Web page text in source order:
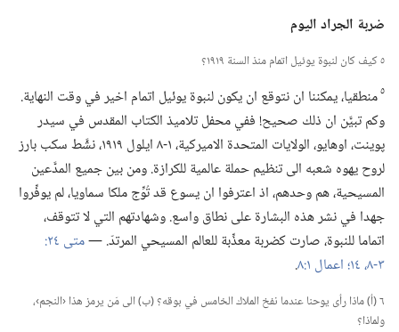
ضربة الجراد اليوم
٥ كيف كان لنبوة يوئيل اتمام منذ السنة ١٩١٩؟‏
٥منطقيا،‏ يمكننا ان نتوقع ان يكون لنبوة يوئيل اتمام اخير في وقت النهاية.‏
وكم تبيَّن ان ذلك صحيح!‏ ففي محفل تلاميذ الكتاب المقدس في سيدر
پوينت،‏ اوهايو،‏ الولايات المتحدة الاميركية،‏ ١-‏٨ ايلول ١٩١٩،‏ نشَّط سكب بارز
لروح يهوه شعبه الى تنظيم حملة عالمية للكرازة.‏ ومن بين جميع المدَّعين
المسيحية،‏ هم وحدهم،‏ اذ اعترفوا ان يسوع قد تُوِّج ملكا سماويا،‏ لم يوفِّروا
جهدا في نشر هذه البشارة على نطاق واسع.‏ وشهادتهم التي لا تتوقف،‏
اتماما للنبوة،‏ صارت كضربة معذِّبة للعالم المسيحي المرتدّ.‏ —‏
٣-‏٨،‏
اعمال ١:‏٨ ‏.‏
٦ (‏أ)‏ ماذا رأى يوحنا عندما نفخ الملاك الخامس في بوقه؟‏ (‏ب)‏ الى مَن يرمز هذا ‹النجم›،‏
ولماذا؟‏